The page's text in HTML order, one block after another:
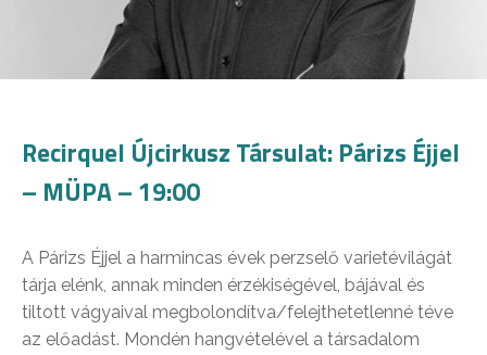
Recirquel Újcirkusz Társulat: Párizs Éjjel
– MÜPA – 19:00
A Párizs Éjjel a harmincas évek perzselő varietévilágát
tárja elénk, annak minden érzékiségével, bájával és
tiltott vágyaival megbolondítva/felejthetetlenné téve
az előadást. Mondén hangvételével a társadalom